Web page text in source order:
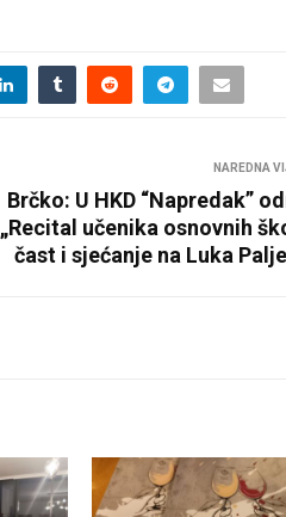
NAREDNA
Brčko: U HKD “Napredak”
„Recital učenika osnovnih
čast i sjećanje na Luka